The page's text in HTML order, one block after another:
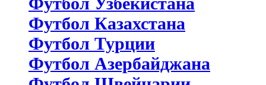
Футбол Казахстана
Футбол Турции
Футбол Азербайджана